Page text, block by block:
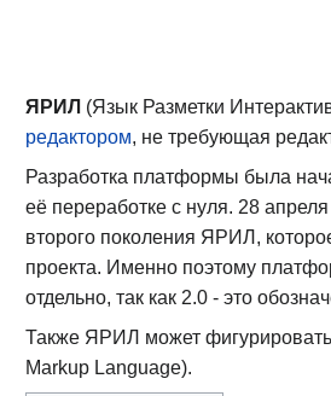
навигации
поиску
ЯРИЛ(Язык Разметки
редактором, не требующая
Разработка платформы была
её переработке с нуля. 28
второго поколения ЯРИЛ,
проекта. Именно поэтому
отдельно, так как 2.0 - это
Также ЯРИЛ может
Markup Language).